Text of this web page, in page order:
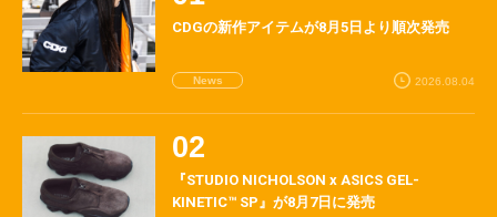
CDGの新作アイテムが8月5日より順次発売
News 2026.08.04
『STUDIO NICHOLSON x ASICS GEL-
KINETIC™ SP』が8月7日に発売